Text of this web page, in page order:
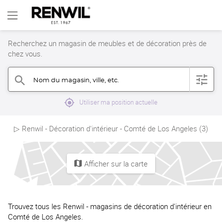
Recherchez un magasin de meubles et de décoration près de
chez vous.
search Nom du magasin, ville, etc. filter
mylocation Utiliser ma position actuelle
▷ Renwil - Décoration d'intérieur - Comté de Los Angeles (3)
map Afficher sur la carte
Trouvez tous les Renwil - magasins de décoration d'intérieur en
Comté de Los Angeles.